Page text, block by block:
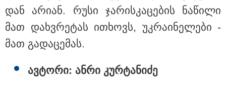
14:08 / 05-08-2026
დან არი­ან. რუსი ჯა­რის­კა­ცე­ბის ნა­წი­ლი
მათ დახ­ვრე­ტას ითხოვს, უკ­რა­ი­ნე­ლე­ბი -
მათ გა­და­ცე­მას.
ავ­ტო­რი: ანრი კურ­ტა­ნი­ძე